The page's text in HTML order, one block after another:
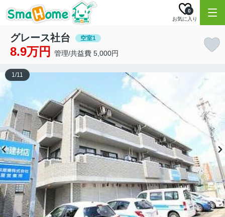
お気に入り
0
グレース社台 空室1
8.9万円 管理/共益費 5,000円
1/11